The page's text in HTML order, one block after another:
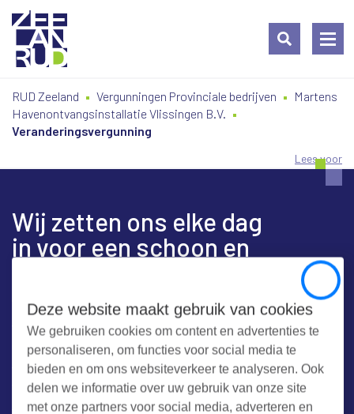
Close
Deze website maakt gebruik van cookies
We gebruiken cookies om content en advertenties te
personaliseren, om functies voor social media te
bieden en om ons websiteverkeer te analyseren. Ook
delen we informatie over uw gebruik van onze site
met onze partners voor social media, adverteren en
naar
inhoud
naar
navigatie
RUD Zeeland Vergunningen Provinciale bedrijven
Martens
Havenontvangsinstallatie Vlissingen B.V.
Veranderingsvergunning
Lees voor
Wij zetten ons elke dag
in voor een schoon en
Contact
Werken bij RUD Zeeland